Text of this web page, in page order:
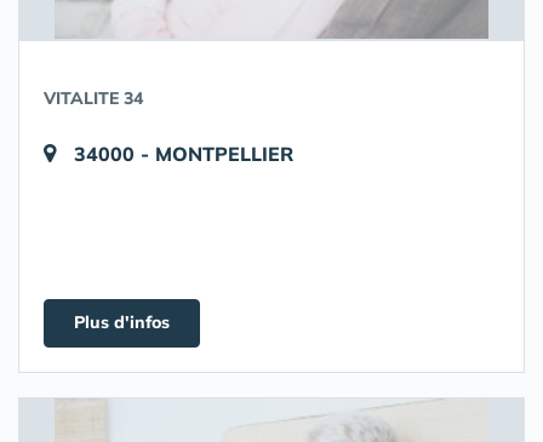
VITALITE 34
34000 - MONTPELLIER
Plus d'infos